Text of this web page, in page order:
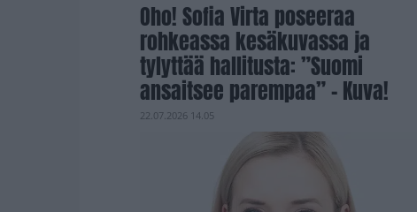
Oho! Sofia Virta poseeraa
rohkeassa kesäkuvassa ja
tylyttää hallitusta: ”Suomi
ansaitsee parempaa” – Kuva!
22.07.2026 14.05